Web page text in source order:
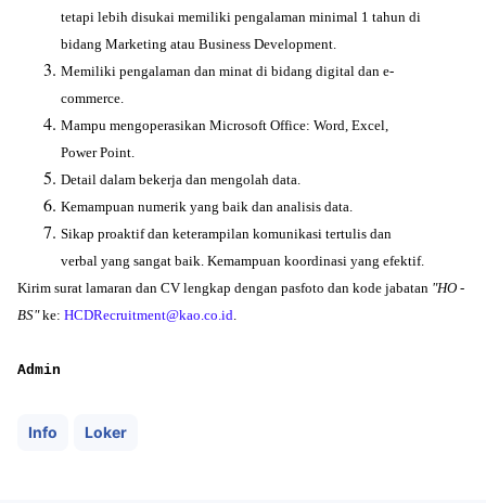
tetapi lebih disukai memiliki pengalaman minimal 1 tahun di
bidang Marketing atau Business Development.
Memiliki pengalaman dan minat di bidang digital dan e-
commerce.
Mampu mengoperasikan Microsoft Office: Word, Excel,
Power Point.
Detail dalam bekerja dan mengolah data.
Kemampuan numerik yang baik dan analisis data.
Sikap proaktif dan keterampilan komunikasi tertulis dan
verbal yang sangat baik. Kemampuan koordinasi yang efektif.
Kirim surat lamaran dan CV lengkap dengan pasfoto dan kode jabatan "HO -
BS"ke: HCDRecruitment@kao.co.id.
Admin
Info Loker